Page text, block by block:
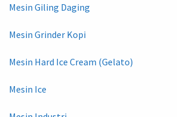
Mesin Giling Daging
Mesin Grinder Kopi
Mesin Hard Ice Cream (Gelato)
Mesin Ice